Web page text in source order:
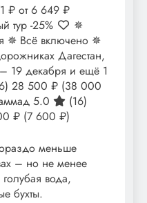
₽ от 6 649 ₽
тур -25%
✵
✵ Всё включено ✵
Дагестан,
19 декабря и ещё 1
28 500 ₽ (38 000
5.0
(16)
₽ (7 600 ₽)
меньше
– но не менее
вода,
бухты.